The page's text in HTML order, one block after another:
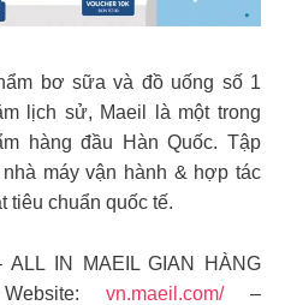
bơ sữa và đồ uống số 1
lịch sử, Maeil là một trong
hàng đầu Hàn Quốc. Tập
máy vận hành & hợp tác
tiêu chuẩn quốc tế.
ALL IN MAEIL GIAN HÀNG
vn.maeil.com/–